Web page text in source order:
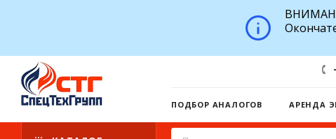
ПОДБОР АНАЛОГОВ АРЕНДА